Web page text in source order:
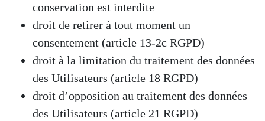
conservation est interdite
droit de retirer à tout moment un
consentement (article 13-2c RGPD)
droit à la limitation du traitement des données
des Utilisateurs (article 18 RGPD)
droit d’opposition au traitement des données
des Utilisateurs (article 21 RGPD)